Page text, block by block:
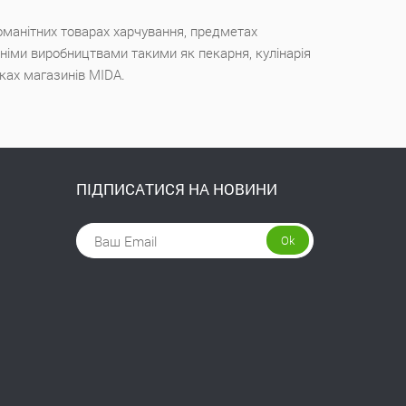
товарах харчування, предметах
виробництвами такими як пекарня, кулінарія
магазинів MIDA.
ПІДПИСАТИСЯ НА НОВИНИ
Ok